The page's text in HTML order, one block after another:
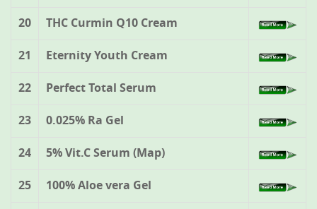
20
THC Curmin Q10 Cream
21
Eternity Youth Cream
22
Perfect Total Serum
23
0.025% Ra Gel
24
5% Vit.C Serum (Map)
25
100% Aloe vera Gel